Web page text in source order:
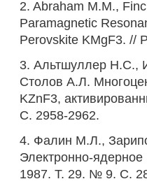
2. Abraham М.М.,
Paramagnetic
Perovskite KMgF3. //
3. Альтшуллер H.C.,
Столов А.Л.
KZnF3,
С. 2958-2962.
4. Фалин М.Л.,
Электронно-
1987. Т. 29. № 9. С.